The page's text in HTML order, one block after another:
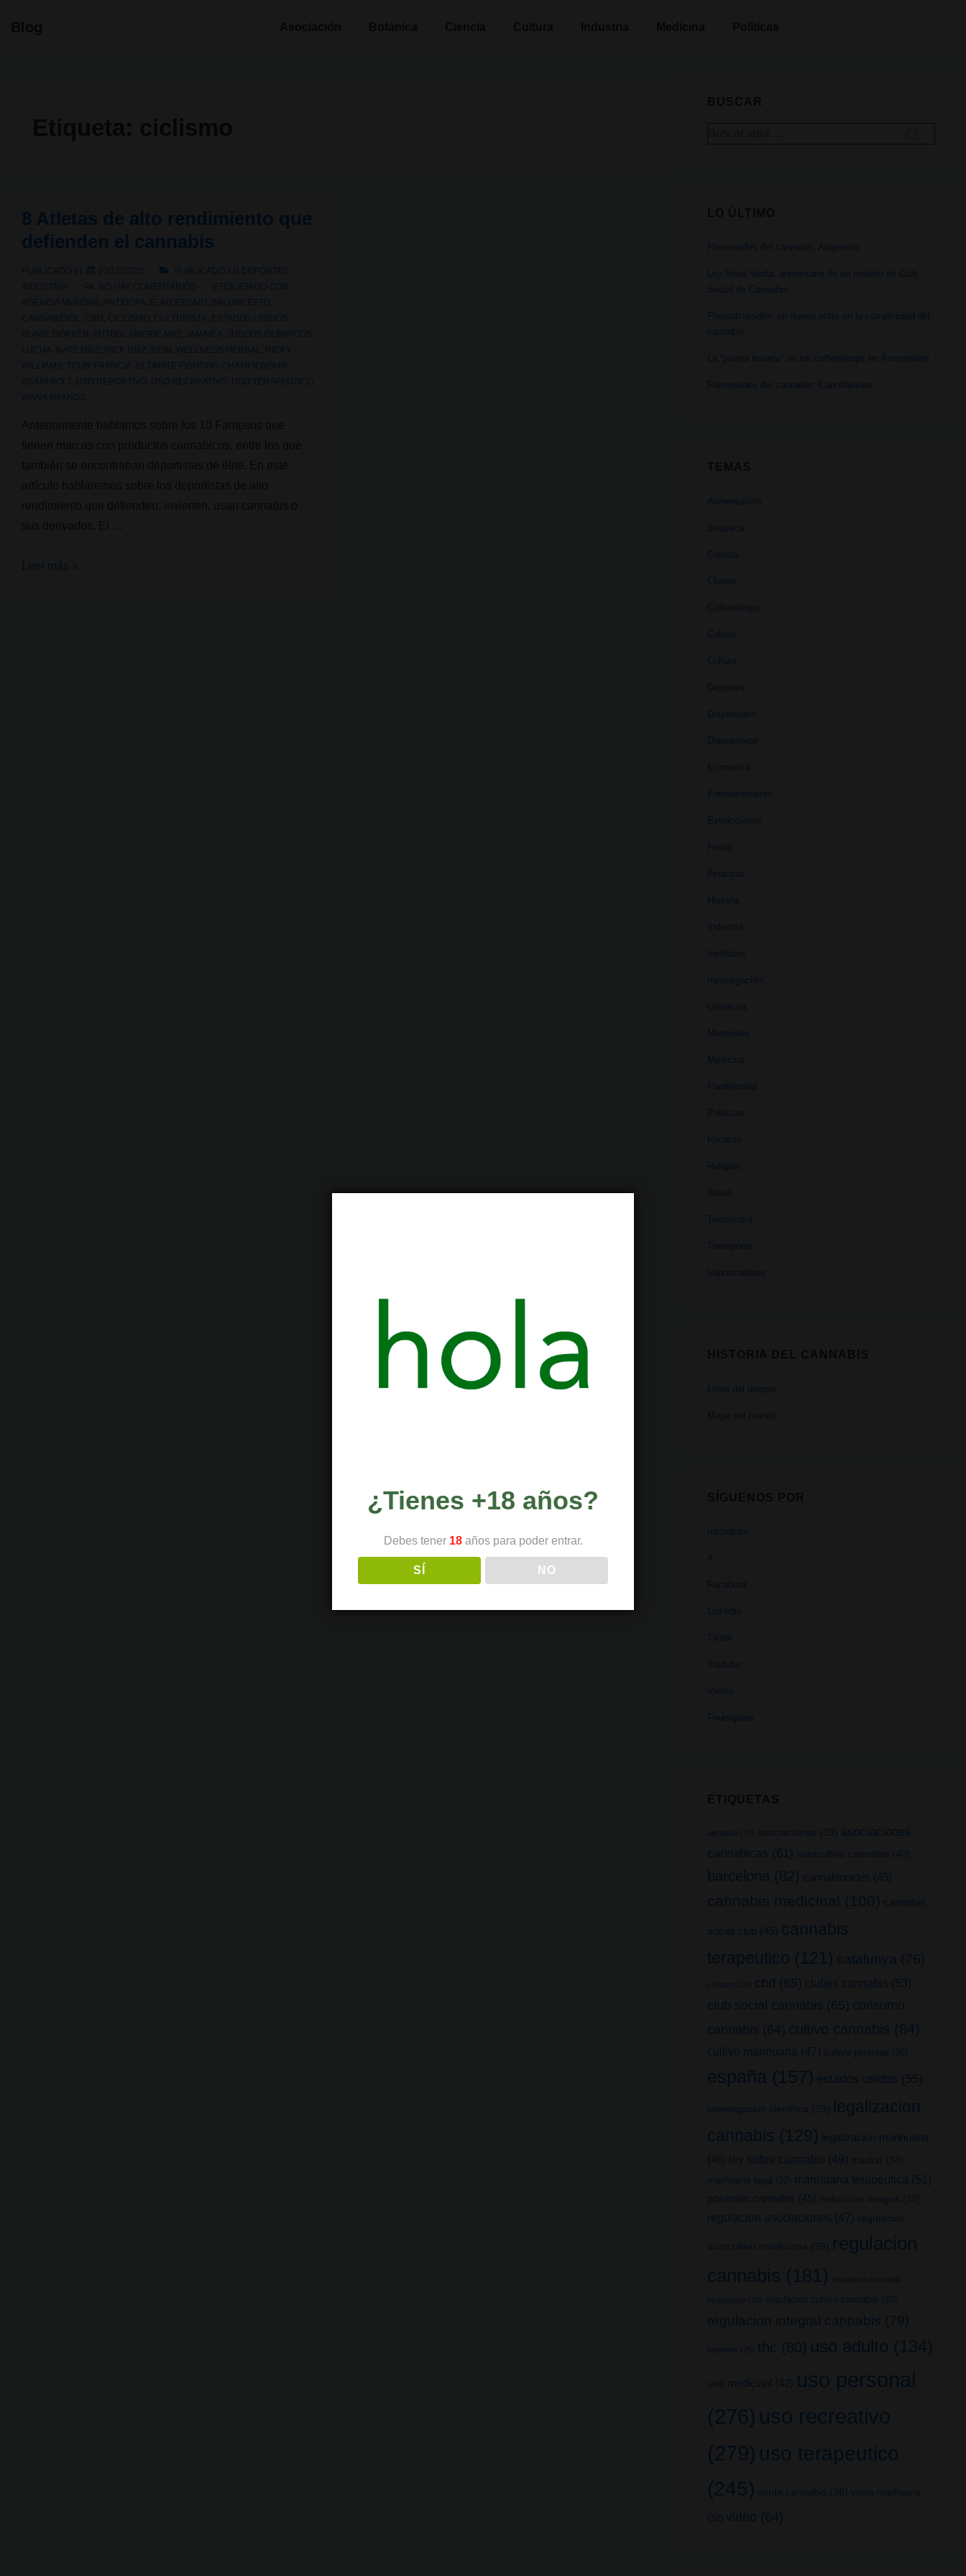
8 Atletas de alto rendimiento que
defienden el cannabis
PUBLICADO EL 23/11/2020 PUBLICADO EN DEPORTES
INDUSTRIA
NO HAY COMENTARIOS
ETIQUETADO CON
AGENCIA MUNDIAL ANTIDOPAJE
ATLETISMO BALONCESTO
CANNABIDIOL
CBD CICLISMO CULTURISTA ESTADOS UNIDOS
FLAVIE DOKKEN
FUTBOL AMERICANO JAMAICA JUEGOS OLIMPICOS
LUCHA
NATE DIAZ NICK DIAZ REAL WELLNESS HERBAL
RICKY
WILLIAMS
TOUR FRANCIA ULTIMATE FIGHTING CHAMPIONSHIP ,
USAIN BOLT
USO DEPORTIVO USO RECREATIVO USO TERAPEUTICO
WANA BRANDS
Leer más »
Flavonoides del cannabis: Apigenina
Ley Rosa Verda: aniversario de un modelo de Club
Social de Cannabis
Flavoalcaloides: un nuevo actor en la complejidad del
cannabis
La “puerta trasera” de los coffeeshops en Ámsterdam
Flavonoides del cannabis: Cannflavinas
Alimentación
Botánica
Ciencia
Clubes
Coffeeshops
Cultivo
Cultura
Deportes
Dispensario
Dispositivos
Economía
Entretenimiento
Extracciones
Ferias
Finanzas
Historia
Industria
Institutos
Investigación
Literatura
Materiales
Medicina
Parafernalia
Políticas
Recetas
Religión
Salud
Tecnología
Transporte
Vaporizadores
Linea del tiempo
Mapa del mundo
Instagram
X
Facebook
Linkedin
Tiktok
Youtube
Vimeo
Foursquare
alemania (27) asociaciones (39)
asociaciones
cannabicas (61) autocultivo cannabis (40)
barcelona (82) cannabinoides (45)
cannabis medicinal (100) cannabis
social club (45) cannabis
terapeutico (121) catalunya (76)
cañamo (26) cbd (65) clubes cannabis (53)
club social cannabis (65) consumo
cannabis (64) cultivo cannabis (84)
cultivo marihuana (47) cultivo personal (35)
españa (157) estados unidos (55)
investigacion cientifica (39)
legalizacion
cannabis (129) legalizacion marihuana
(46) ley sobre cannabis (49) madrid (38)
marihuana legal (32) marihuana terapeutica (51)
posesion cannabis (45) reduccion riesgos (38)
regulacion asociaciones (47) regulacion
autocultivo marihuana (39)
regulacion
cannabis (181) regulacion cannabis
terapeutico (25) regulacion cultivo cannabis (33)
regulacion integral cannabis (79)
terpenos (25) thc (80) uso adulto (134)
uso medicinal (42) uso personal
(276) uso recreativo
(279) uso terapeutico
(245) venta cannabis (38) venta marihuana
(32) video (64)
¿Tienes +18 años?
Debes tener 18años para poder entrar.
SÍ NO